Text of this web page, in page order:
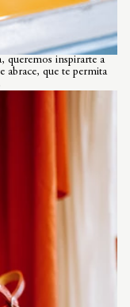
queremos inspirarte a
abrace, que te permita